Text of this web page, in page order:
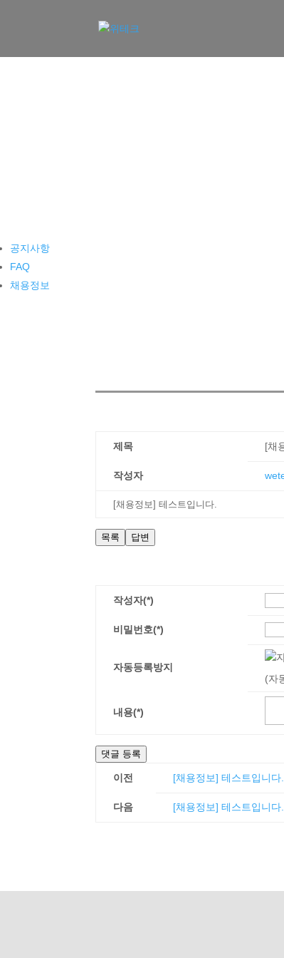
공지사항
FAQ
채용정보
제목 [채
작성자
[채용정보] 테스트입니다.
목록 답변
작성자(*)
비밀번호(*)
자동등록방지
(자
내용(*)
댓글 등록
이전 [채용정보] 테스트입니다.
다음 [채용정보] 테스트입니다.